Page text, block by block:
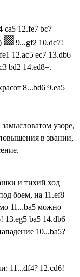
ca5 12.fe7 bc7
9...gf2 10.dc7!
12.ac5 ec7 13.db6
bd2 14.ed8=.
8...bd6 9.ea5
узоре,
в звании,
и тихий ход
боем, на 11.ef8
11...ba5 можно
13.eg5 ba5 14.db6
10...ba5?
11...df4? 12.cd6!